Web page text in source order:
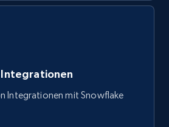
Integrationen mit Snowflake